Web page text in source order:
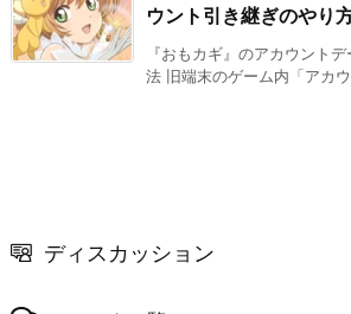
ウント引き継ぎのやり
『おもカギ』のアカウント
法 旧端末のゲーム内「アカ
ディスカッション